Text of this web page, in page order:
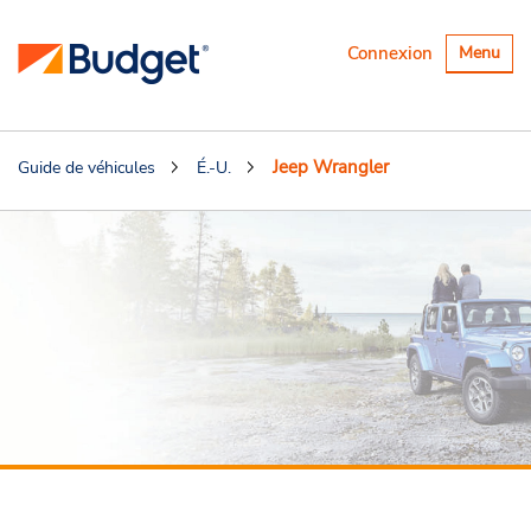
Basculer
la
Menu
Connexion
Guide de véhicules É.-U. Jeep Wrangler